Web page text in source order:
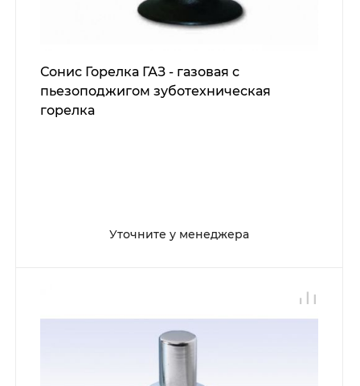
Сонис Горелка ГАЗ - газовая с
пьезоподжигом зуботехническая
горелка
Уточните у менеджера